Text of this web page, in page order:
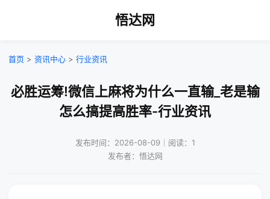
悟达网
首页 > 资讯中心 > 行业资讯
必胜运筹!微信上麻将为什么一直输_老是输
怎么搞提高胜率-行业资讯
发布时间：2026-08-09｜阅读：1
发布者：悟达网